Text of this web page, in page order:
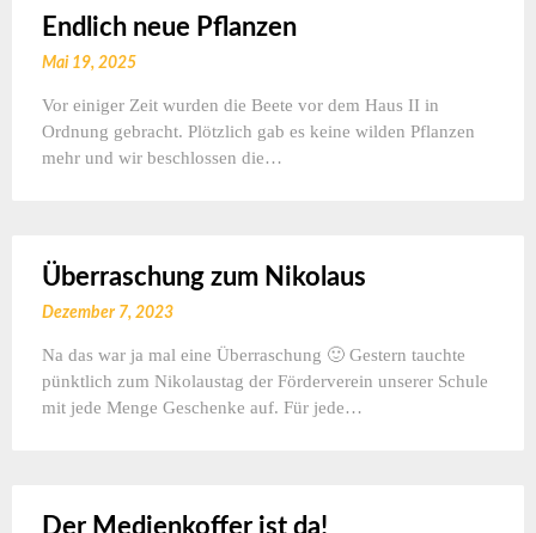
Endlich neue Pflanzen
Mai 19, 2025
Vor einiger Zeit wurden die Beete vor dem Haus II in
Ordnung gebracht. Plötzlich gab es keine wilden Pflanzen
mehr und wir beschlossen die…
Überraschung zum Nikolaus
Dezember 7, 2023
Na das war ja mal eine Überraschung 🙂 Gestern tauchte
pünktlich zum Nikolaustag der Förderverein unserer Schule
mit jede Menge Geschenke auf. Für jede…
Der Medienkoffer ist da!